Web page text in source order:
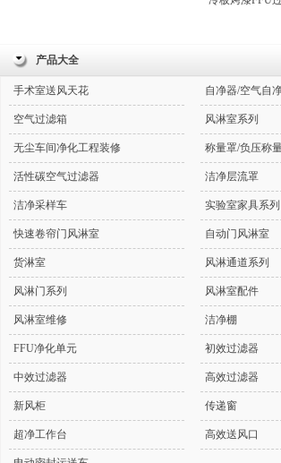
产品大全
手术室送风天花 自净器/空气自
空气过滤箱 风淋室系列
无尘车间净化工程装修 称量罩/负压称
活性碳空气过滤器 洁净层流罩
洁净采样车 实验室家具系列
快速卷帘门风淋室 自动门风淋室
货淋室 风淋通道系列
风淋门系列 风淋室配件
风淋室维修 洁净棚
FFU净化单元 初效过滤器
中效过滤器 高效过滤器
新风柜 传递窗
超净工作台 高效送风口